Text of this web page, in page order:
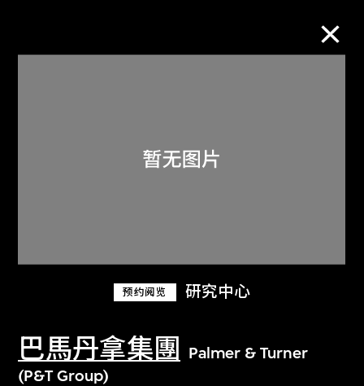
预约阅览 研究中心
巴馬丹拿集團
Palmer & Turner
(P&T Group)
关于M+藏品
探索世界顶级的二十及二十一世纪视觉
文化藏品。